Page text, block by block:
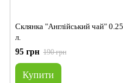
Склянка "Англійський чай" 0.25
л.
95 грн 190 грн
Купити